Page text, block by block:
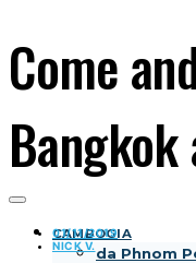
CAMBOGIA
da Phnom
Come
01/11/2019
NICK V.